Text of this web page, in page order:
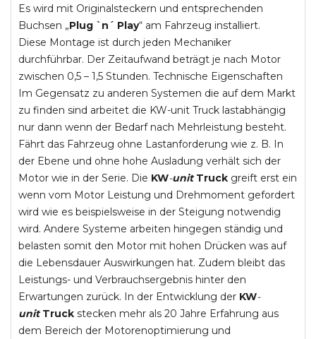
Es wird mit Originalsteckern und entsprechenden
Buchsen „Plug `n´ Play“ am Fahrzeug installiert.
Diese Montage ist durch jeden Mechaniker
durchführbar. Der Zeitaufwand beträgt je nach Motor
zwischen 0,5 – 1,5 Stunden. Technische Eigenschaften
Im Gegensatz zu anderen Systemen die auf dem Markt
zu finden sind arbeitet die KW-unit Truck lastabhängig
nur dann wenn der Bedarf nach Mehrleistung besteht.
Fährt das Fahrzeug ohne Lastanforderung wie z. B. In
der Ebene und ohne hohe Ausladung verhält sich der
Motor wie in der Serie. Die KW-unit Truck greift erst ein
wenn vom Motor Leistung und Drehmoment gefordert
wird wie es beispielsweise in der Steigung notwendig
wird. Andere Systeme arbeiten hingegen ständig und
belasten somit den Motor mit hohen Drücken was auf
die Lebensdauer Auswirkungen hat. Zudem bleibt das
Leistungs- und Verbrauchsergebnis hinter den
Erwartungen zurück. In der Entwicklung der KW-
unit Truck stecken mehr als 20 Jahre Erfahrung aus
dem Bereich der Motorenoptimierung und